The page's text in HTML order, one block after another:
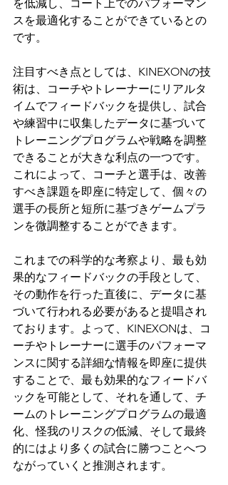
を低減し、コート上でのパフォーマン
スを最適化することができているとの
です。
注目すべき点としては、KINEXONの技
術は、コーチやトレーナーにリアルタ
イムでフィードバックを提供し、試合
や練習中に収集したデータに基づいて
トレーニングプログラムや戦略を調整
できることが大きな利点の一つです。
これによって、コーチと選手は、改善
すべき課題を即座に特定して、個々の
選手の長所と短所に基づきゲームプラ
ンを微調整することができます。
これまでの科学的な考察より、最も効
果的なフィードバックの手段として、
その動作を行った直後に、データに基
づいて行われる必要があると提唱され
ております。よって、KINEXONは、コ
ーチやトレーナーに選手のパフォーマ
ンスに関する詳細な情報を即座に提供
することで、最も効果的なフィードバ
ックを可能として、それを通して、チ
ームのトレーニングプログラムの最適
化、怪我のリスクの低減、そして最終
的にはより多くの試合に勝つことへつ
ながっていくと推測されます。